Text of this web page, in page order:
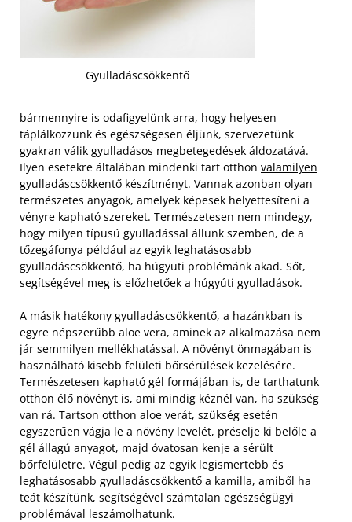
Gyulladáscsökkentő
bármennyire is odafigyelünk arra, hogy helyesen
táplálkozzunk és egészségesen éljünk, szervezetünk
gyakran válik gyulladásos megbetegedések áldozatává.
Ilyen esetekre általában mindenki tart otthon valamilyen
gyulladáscsökkentő készítményt. Vannak azonban olyan
természetes anyagok, amelyek képesek helyettesíteni a
vényre kapható szereket. Természetesen nem mindegy,
hogy milyen típusú gyulladással állunk szemben, de a
tőzegáfonya például az egyik leghatásosabb
gyulladáscsökkentő, ha húgyuti problémánk akad. Sőt,
segítségével meg is előzhetőek a húgyúti gyulladások.
A másik hatékony gyulladáscsökkentő, a hazánkban is
egyre népszerűbb aloe vera, aminek az alkalmazása nem
jár semmilyen mellékhatással. A növényt önmagában is
használható kisebb felületi bőrsérülések kezelésére.
Természetesen kapható gél formájában is, de tarthatunk
otthon élő növényt is, ami mindig kéznél van, ha szükség
van rá. Tartson otthon aloe verát, szükség esetén
egyszerűen vágja le a növény levelét, préselje ki belőle a
gél állagú anyagot, majd óvatosan kenje a sérült
bőrfelületre. Végül pedig az egyik legismertebb és
leghatásosabb gyulladáscsökkentő a kamilla, amiből ha
teát készítünk, segítségével számtalan egészségügyi
problémával leszámolhatunk.